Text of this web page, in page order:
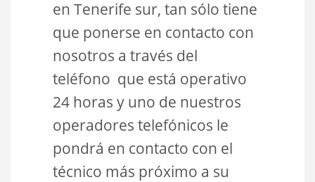
en Tenerife sur, tan sólo tiene
que ponerse en contacto con
nosotros a través del
teléfono que está operativo
24 horas y uno de nuestros
operadores telefónicos le
pondrá en contacto con el
técnico más próximo a su